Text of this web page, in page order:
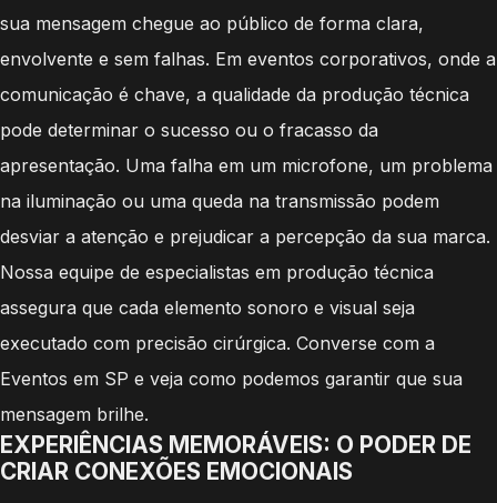
sua mensagem chegue ao público de forma clara,
envolvente e sem falhas. Em eventos corporativos, onde a
comunicação é chave, a qualidade da produção técnica
pode determinar o sucesso ou o fracasso da
apresentação. Uma falha em um microfone, um problema
na iluminação ou uma queda na transmissão podem
desviar a atenção e prejudicar a percepção da sua marca.
Nossa equipe de especialistas em produção técnica
assegura que cada elemento sonoro e visual seja
executado com precisão cirúrgica. Converse com a
Eventos em SP e veja como podemos garantir que sua
mensagem brilhe.
EXPERIÊNCIAS MEMORÁVEIS: O PODER DE
CRIAR CONEXÕES EMOCIONAIS